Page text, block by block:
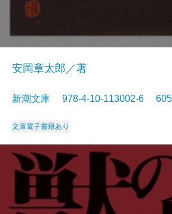
安岡章太郎／著
新潮文庫 978-4-10-113002-6
文庫電子書籍あり